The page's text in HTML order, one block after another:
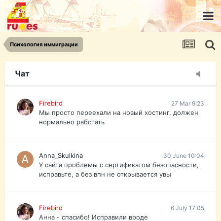
Психология иммиграции
Чат
urist.dokument@gmail.com
https://pasport-ua.com/
Телеграмм @uristpassua
Firebird
Друзья - из России без VPN сайт и форум
Firebird 27 Mar 9:23
Мы просто переехали на новый хостинг, должен
нормально работать
Anna_Skulkina 30 June 10:04
У сайта проблемы с сертификатом безопасности,
исправьте, а без впн не открывается увы
Firebird 6 July 17:05
Анна - спасибо! Исправили вроде